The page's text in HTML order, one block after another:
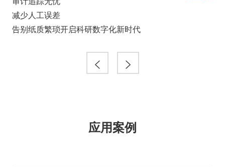
减少人工误差
告别纸质繁琐开启科研数字化新时代